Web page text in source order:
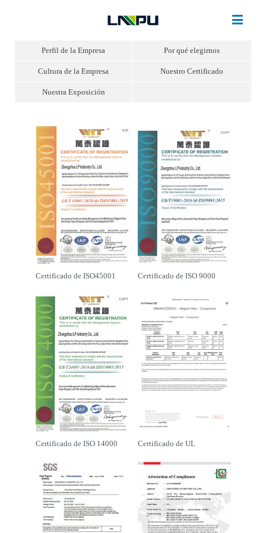
Perfil de la Empresa Por qué elegirnos
Cultura de la Empresa Nuestro Certificado
Nuestra Exposición
Certificado de ISO45001 Certificado de ISO 9000
Certificado de ISO 14000 Certificado de UL